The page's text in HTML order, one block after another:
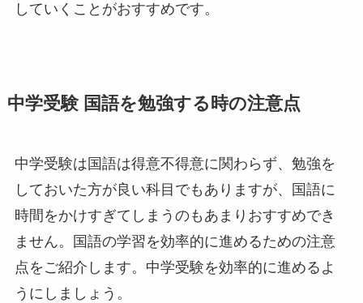
していくことがおすすめです。
中学受験 国語を勉強する時の注意点
中学受験は国語は得意不得意に関わらず、勉強を
しておいた方が良い科目でもありますが、国語に
時間をかけすぎてしまうのもあまりおすすめでき
ません。国語の学習を効率的に進めるための注意
点をご紹介します。中学受験を効率的に進めるよ
うにしましょう。